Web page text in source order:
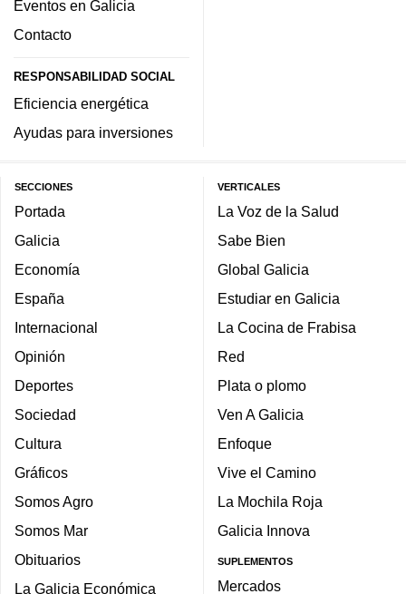
Eventos en Galicia
Contacto
RESPONSABILIDAD SOCIAL
Eficiencia energética
Ayudas para inversiones
SECCIONES
Portada
Galicia
Economía
España
Internacional
Opinión
Deportes
Sociedad
Cultura
Gráficos
Somos Agro
Somos Mar
Obituarios
La Galicia Económica
VERTICALES
La Voz de la Salud
Sabe Bien
Global Galicia
Estudiar en Galicia
La Cocina de Frabisa
Red
Plata o plomo
Ven A Galicia
Enfoque
Vive el Camino
La Mochila Roja
Galicia Innova
SUPLEMENTOS
Mercados